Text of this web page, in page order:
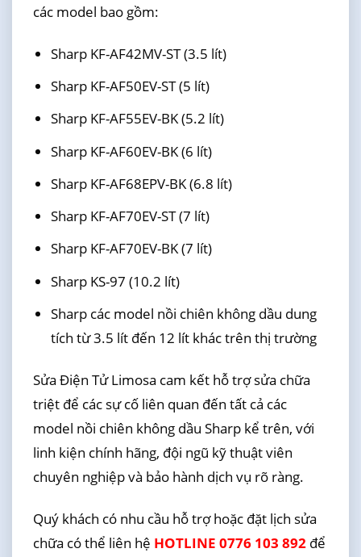
các model bao gồm:
Sharp KF-AF42MV-ST (3.5 lít)
Sharp KF-AF50EV-ST (5 lít)
Sharp KF-AF55EV-BK (5.2 lít)
Sharp KF-AF60EV-BK (6 lít)
Sharp KF-AF68EPV-BK (6.8 lít)
Sharp KF-AF70EV-ST (7 lít)
Sharp KF-AF70EV-BK (7 lít)
Sharp KS-97 (10.2 lít)
Sharp các model nồi chiên không dầu dung
tích từ 3.5 lít đến 12 lít khác trên thị trường
Sửa Điện Tử Limosa cam kết hỗ trợ sửa chữa
triệt để các sự cố liên quan đến tất cả các
model nồi chiên không dầu Sharp kể trên, với
linh kiện chính hãng, đội ngũ kỹ thuật viên
chuyên nghiệp và bảo hành dịch vụ rõ ràng.
Quý khách có nhu cầu hỗ trợ hoặc đặt lịch sửa
chữa có thể liên hệ HOTLINE 0776 103 892để